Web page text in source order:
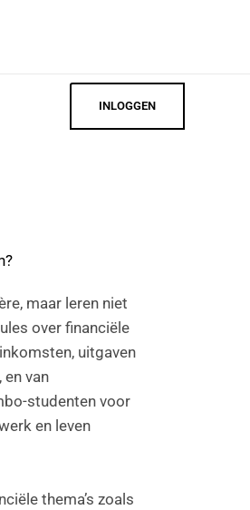
INLOGGEN
maar leren niet
over financiële
uitgaven
en van
studenten voor
en leven
thema’s zoals